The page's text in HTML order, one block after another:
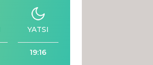
YATSI
19:16